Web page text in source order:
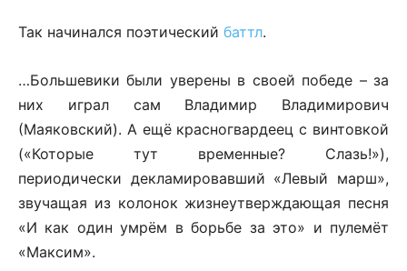
Так начинался поэтический баттл.
…Большевики были уверены в своей победе – за
них играл сам Владимир Владимирович
(Маяковский). А ещё красногвардеец с винтовкой
(«Которые тут временные? Слазь!»),
периодически декламировавший «Левый марш»,
звучащая из колонок жизнеутверждающая песня
«И как один умрём в борьбе за это» и пулемёт
«Максим».